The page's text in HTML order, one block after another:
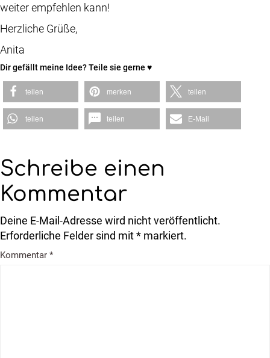
weiter empfehlen kann!
Herzliche Grüße,
Anita
Dir gefällt meine Idee? Teile sie gerne ♥
teilen merken teilen
teilen teilen E-Mail
Schreibe einen
Kommentar
Deine E-Mail-Adresse wird nicht veröffentlicht.
Erforderliche Felder sind mit * markiert.
Kommentar *